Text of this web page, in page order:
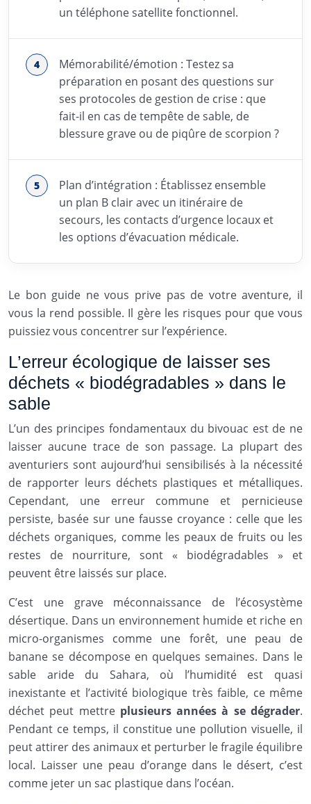
un téléphone satellite fonctionnel.
Mémorabilité/émotion : Testez sa
préparation en posant des questions sur
ses protocoles de gestion de crise : que
fait-il en cas de tempête de sable, de
blessure grave ou de piqûre de scorpion ?
Plan d’intégration : Établissez ensemble
un plan B clair avec un itinéraire de
secours, les contacts d’urgence locaux et
les options d’évacuation médicale.
Le bon guide ne vous prive pas de votre aventure, il
vous la rend possible. Il gère les risques pour que vous
puissiez vous concentrer sur l’expérience.
L’erreur écologique de laisser ses
déchets « biodégradables » dans le
sable
L’un des principes fondamentaux du bivouac est de ne
laisser aucune trace de son passage. La plupart des
aventuriers sont aujourd’hui sensibilisés à la nécessité
de rapporter leurs déchets plastiques et métalliques.
Cependant, une erreur commune et pernicieuse
persiste, basée sur une fausse croyance : celle que les
déchets organiques, comme les peaux de fruits ou les
restes de nourriture, sont « biodégradables » et
peuvent être laissés sur place.
C’est une grave méconnaissance de l’écosystème
désertique. Dans un environnement humide et riche en
micro-organismes comme une forêt, une peau de
banane se décompose en quelques semaines. Dans le
sable aride du Sahara, où l’humidité est quasi
inexistante et l’activité biologique très faible, ce même
déchet peut mettre plusieurs années à se dégrader.
Pendant ce temps, il constitue une pollution visuelle, il
peut attirer des animaux et perturber le fragile équilibre
local. Laisser une peau d’orange dans le désert, c’est
comme jeter un sac plastique dans l’océan.